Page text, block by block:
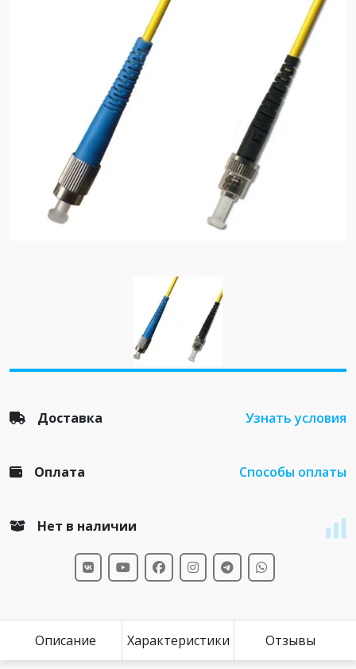
Доставка Узнать условия
Оплата Способы оплаты
Нет в наличии
Описание Характеристики Отзывы